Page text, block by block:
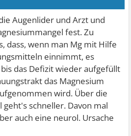
Augenlider und Arzt und
fest. Zu
dass, wenn man Mg mit Hilfe
einnimmt, es
das Defizit wieder aufgefüllt
das Magnesium
wird. Über die
geht's schneller. Davon mal
auch eine neurol. Ursache